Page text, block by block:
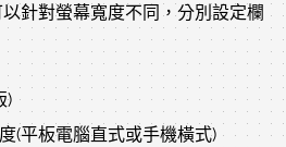
針對螢幕寬度不同，分別設定欄
)
(平板電腦直式或手機橫式)